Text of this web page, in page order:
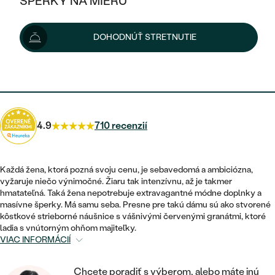
KOMBINOVANÉ ZLATO
PODĽA ŠTÝLU
ETERNITY
VINTAGE
NETRADIČNÉ
POSTRANNÉ DRAHOKAMY
HALO
VINTAGE
SET ZÁSNUBNÉHO PRSTEŇA A
NETRADIČNÉ
ZOSTAVTE SI PRSTEŇ
VÝPREDAJ
ŠPERKY ČO POMÁHAJÚ
PODĽA TYPU
NÁUŠNICE
PRSTENE
PRÍVESKY
NÁRAMKY
SETY
PÁNSKE ŠPERKY
PLATINOVÉ
NAPICHOVACIE
KRUHOVÉ
MINIMALISTICKÉ
VISIACE
SOLITÉR
ZLATÉ
STRIEBORNÉ
PODĽA ŠTÝLU
SOLITÉR
NARODENIE DIEŤAŤA
PERSONALIZOVANÉ
SO ZNAMENÍM ZVEROKRUHU
MINIMALISTICKÉ
VÝPREDAJ
ZLATÉ
STRIEBORNÉ
PODĽA ŠTÝLU
ETERNITY
MINIMALISTICKÉ
DOHODNÚŤ STRETNUTIE
99 €
Možnosti doručenia
4.9 710 recenzií
Každá žena, ktorá pozná svoju cenu, je sebavedomá a ambiciózna,
vyžaruje niečo výnimočné. Žiaru tak intenzívnu, až je takmer
hmatateľná. Taká žena nepotrebuje extravagantné módne doplnky a
masívne šperky. Má samu seba. Presne pre takú dámu sú ako stvorené
kôstkové strieborné náušnice s vášnivými červenými granátmi, ktoré
ladia s vnútorným ohňom majiteľky.
VIAC INFORMÁCIÍ
Chcete poradiť s výberom, alebo máte inú